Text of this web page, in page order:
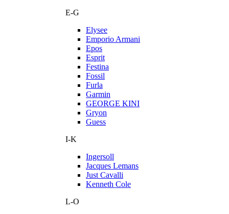
E-G
Elysee
Emporio Armani
Epos
Esprit
Festina
Fossil
Furla
Garmin
GEORGE KINI
Gryon
Guess
I-K
Ingersoll
Jacques Lemans
Just Cavalli
Kenneth Cole
L-O